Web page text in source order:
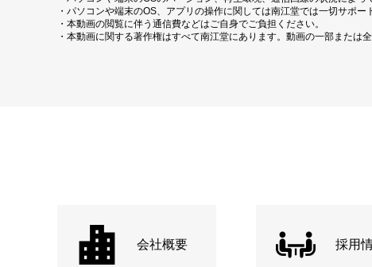
・パソコンや端末のOS、アプリの操作に関しては南江堂では一切サポー
・本動画の閲覧に伴う通信費などはご自身でご負担ください。
・本動画に関する著作権はすべて南江堂にあります。動画の一部また
会社概要 採用